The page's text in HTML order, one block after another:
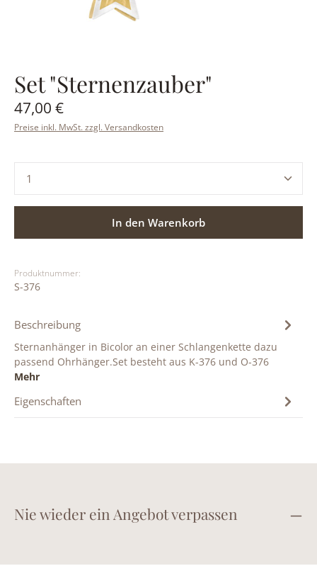
Set "Sternenzauber"
Regulärer Preis:
47,00 €
Preise inkl. MwSt. zzgl. Versandkosten
Produkt Anzahl: Gib den gewünschten Wert ein
In den Warenkorb
Produktnummer:
S-376
Beschreibung
Sternanhänger in Bicolor an einer Schlangenkette dazu
passend Ohrhänger.Set besteht aus K-376 und O-376
Mehr
Eigenschaften
Nie wieder ein Angebot verpassen